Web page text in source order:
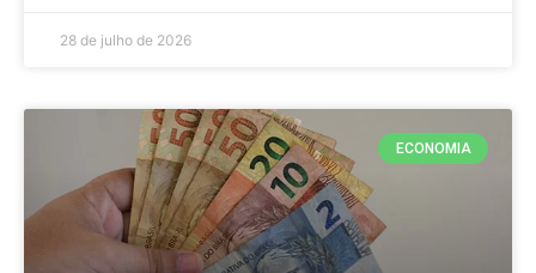
28 de julho de 2026
ECONOMIA